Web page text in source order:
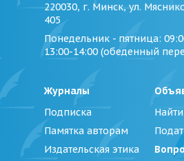
220030, г. Минск, ул.
405
Понедельник - пятница:
13:00-14:00 (обеденный
Журналы
Подписка
Памятка авторам
Издательская этика